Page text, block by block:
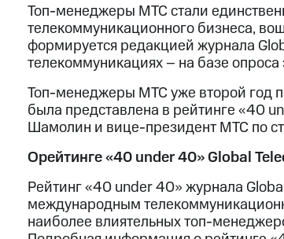
Топ-менеджеры МТС стали
телекоммуникационного бизнеса,
формируется редакцией журнала
телекоммуникациях – на базе опроса
Топ-менеджеры МТС уже второй год
была представлена в рейтинге «40
Шамолин и вице-президент МТС по
Орейтинге«40 under 40» Global
Рейтинг «40 under 40» журнала
международным
наиболее влиятельных топ-